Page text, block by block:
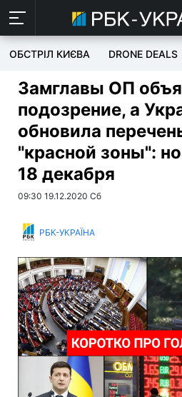
ОБСТРІЛ КИЄВА DRONE DEALS
Замглавы ОП
подозрение, а
обновила
"красной зоны":
18 декабря
09:30 19.12.2020 Сб
РБК-УКРАЇНА